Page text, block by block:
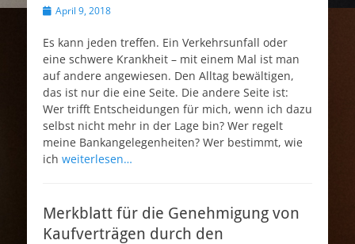
Veröffentlicht
April 9, 2018
Es kann jeden treffen. Ein Verkehrsunfall oder
eine schwere Krankheit – mit einem Mal ist man
auf andere angewiesen. Den Alltag bewältigen,
das ist nur die eine Seite. Die andere Seite ist:
Wer trifft Entscheidungen für mich, wenn ich dazu
selbst nicht mehr in der Lage bin? Wer regelt
meine Bankangelegenheiten? Wer bestimmt, wie
ich weiterlesen…
Merkblatt für die Genehmigung von
Kaufverträgen durch den